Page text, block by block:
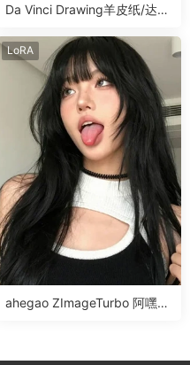
Da Vinci Drawing羊皮纸/达芬
LoRA
ahegao ZImageTurbo 阿嘿颜